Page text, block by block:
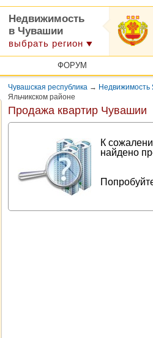
Недвижимость
в Чувашии
выбрать регион
ФОРУМ
Чувашская республика → Недвижимость
Яльчикском районе
Продажа квартир Чувашии
К
найдено